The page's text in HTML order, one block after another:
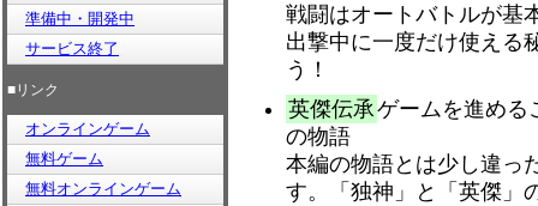
準備中・開発中
サービス終了
■リンク
オンラインゲーム
無料ゲーム
無料オンラインゲーム
戦闘はオートバトルが基
出撃中に一度だけ使える
う！
英傑伝承ゲームを進める
の物語
本編の物語とは少し違っ
す。「独神」と「英傑」